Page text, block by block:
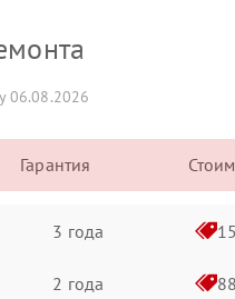
06.08.2026
Гарантия
3 года
2 года